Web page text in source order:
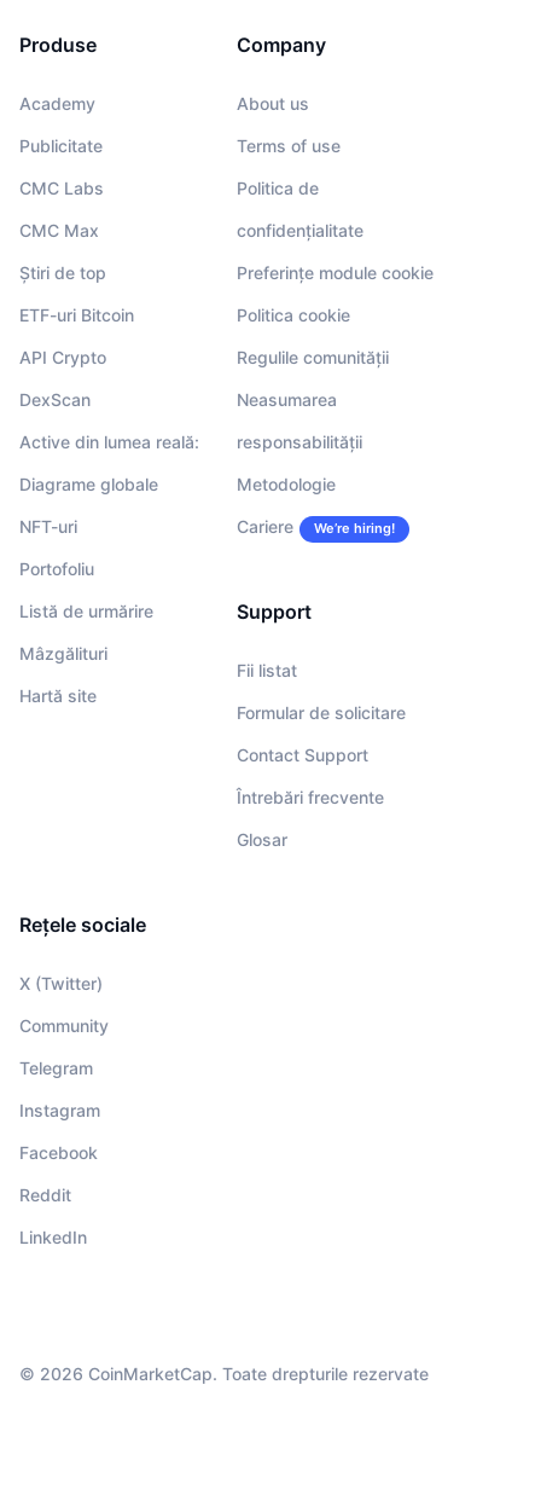
Produse
Academy
Publicitate
CMC Labs
CMC Max
Știri de top
ETF-uri Bitcoin
API Crypto
DexScan
Active din lumea reală:
Diagrame globale
NFT-uri
Portofoliu
Listă de urmărire
Mâzgălituri
Hartă site
Company
About us
Terms of use
Politica de
confidențialitate
Preferințe module cookie
Politica cookie
Regulile comunității
Neasumarea
responsabilității
Metodologie
Cariere We’re hiring!
Support
Fii listat
Formular de solicitare
Contact Support
Întrebări frecvente
Glosar
Rețele sociale
X (Twitter)
Community
Telegram
Instagram
Facebook
Reddit
LinkedIn
© 2026 CoinMarketCap. Toate drepturile rezervate